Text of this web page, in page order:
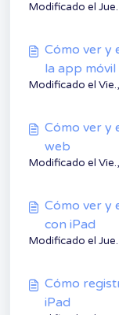
Modificado el
Cómo ver y
la app móvil
Modificado el
Cómo ver y
web
Modificado el
Cómo ver y
con iPad
Modificado el
Cómo
iPad